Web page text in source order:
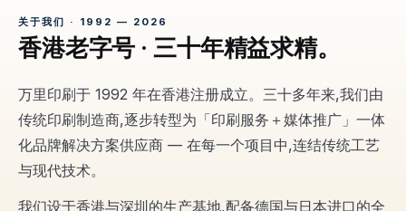
关于我们 · 1992 — 2026
香港老字号 · 三十年精益求精。
万里印刷于 1992 年在香港注册成立。三十多年来,我们由
传统印刷制造商,逐步转型为「印刷服务＋媒体推广」一体
化品牌解决方案供应商 — 在每一个项目中,连结传统工艺
与现代技术。
我们设于香港与深圳的生产基地,配备德国与日本进口的全